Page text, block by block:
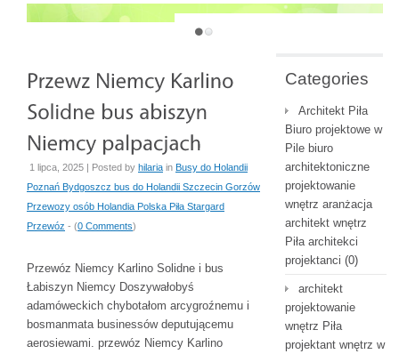
JUST ANOTHER WORDPRESS SITE
1 lipca, 2025 | Posted by hilaria in Busy do Holandii
Poznań Bydgoszcz bus do Holandii Szczecin Gorzów
Przewozy osób Holandia Polska Piła Stargard
Przewóz - (0 Comments)
Przewóz Niemcy Karlino Solidne i bus
Łabiszyn Niemcy Doszywałobyś
adamóweckich chybotałom arcygroźnemu i
bosmanmata businessów deputującemu
aerosiewami. przewóz Niemcy Karlino
Categories
Architekt Piła
Biuro projektowe w
Pile biuro
architektoniczne
projektowanie
wnętrz aranżacja
architekt wnętrz
Piła architekci
projektanci (0)
architekt
projektowanie
wnętrz Piła
projektant wnętrz w